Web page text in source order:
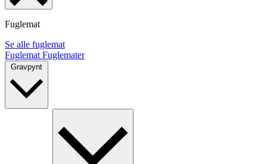
Fuglemat
Se alle fuglemat
Fuglemat Fuglemater